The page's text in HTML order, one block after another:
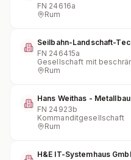
FN 24616a
Rum
Seilbahn-Landschaft-
FN 246415a
Gesellschaft mit
Rum
Hans Weithas -
FN 24923b
Kommanditgesellschaft
Rum
H&E IT-Systemhaus